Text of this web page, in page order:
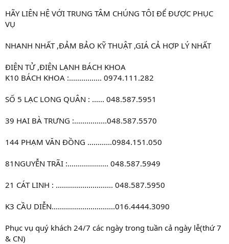
HÃY LIÊN HỆ VỚI TRUNG TÂM CHÚNG TÔI ĐỂ ĐƯỢC PHỤC
VỤ
NHANH NHẤT ,ĐẢM BẢO KỸ THUẬT ,GIÁ CẢ HỢP LÝ NHẤT
ĐIỆN TỬ ,ĐIỆN LẠNH BÁCH KHOA
K10 BÁCH KHOA :................ 0974.111.282
SỐ 5 LẠC LONG QUÂN : ...... 048.587.5951
39 HAI BÀ TRƯNG :................048.587.5570
144 PHẠM VĂN ĐỒNG ............0984.151.050
81NGUYỄN TRÃI :.................... 048.587.5949
21 CÁT LINH : ............................ 048.587.5950
K3 CẦU DIỄN...............................016.4444.3090
Phục vụ quý khách 24/7 các ngày trong tuần cả ngày lễ(thứ 7
& CN)